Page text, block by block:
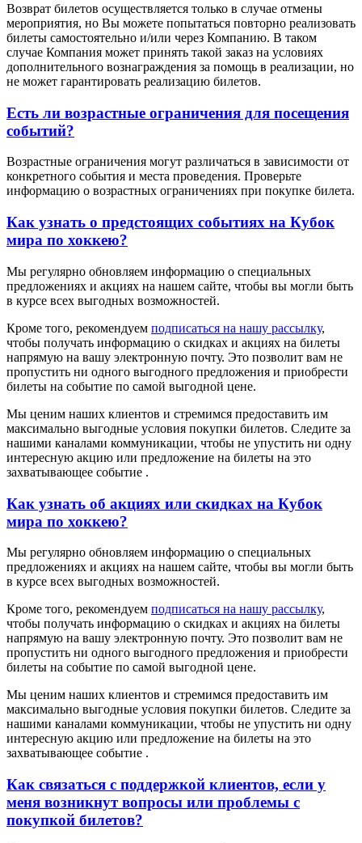
Возврат билетов осуществляется только в случае отмены
мероприятия, но Вы можете попытаться повторно реализовать
билеты самостоятельно и/или через Компанию. В таком
случае Компания может принять такой заказ на условиях
дополнительного вознаграждения за помощь в реализации, но
не может гарантировать реализацию билетов.
Есть ли возрастные ограничения для посещения
событий?
Возрастные ограничения могут различаться в зависимости от
конкретного события и места проведения. Проверьте
информацию о возрастных ограничениях при покупке билета.
Как узнать о предстоящих событиях на Кубок
мира по хоккею?
Мы регулярно обновляем информацию о специальных
предложениях и акциях на нашем сайте, чтобы вы могли быть
в курсе всех выгодных возможностей.
Кроме того, рекомендуем подписаться на нашу рассылку,
чтобы получать информацию о скидках и акциях на билеты
напрямую на вашу электронную почту. Это позволит вам не
пропустить ни одного выгодного предложения и приобрести
билеты на событие по самой выгодной цене.
Мы ценим наших клиентов и стремимся предоставить им
максимально выгодные условия покупки билетов. Следите за
нашими каналами коммуникации, чтобы не упустить ни одну
интересную акцию или предложение на билеты на это
захватывающее событие .
Как узнать об акциях или скидках на Кубок
мира по хоккею?
Мы регулярно обновляем информацию о специальных
предложениях и акциях на нашем сайте, чтобы вы могли быть
в курсе всех выгодных возможностей.
Кроме того, рекомендуем подписаться на нашу рассылку,
чтобы получать информацию о скидках и акциях на билеты
напрямую на вашу электронную почту. Это позволит вам не
пропустить ни одного выгодного предложения и приобрести
билеты на событие по самой выгодной цене.
Мы ценим наших клиентов и стремимся предоставить им
максимально выгодные условия покупки билетов. Следите за
нашими каналами коммуникации, чтобы не упустить ни одну
интересную акцию или предложение на билеты на это
захватывающее событие .
Как связаться с поддержкой клиентов, если у
меня возникнут вопросы или проблемы с
покупкой билетов?